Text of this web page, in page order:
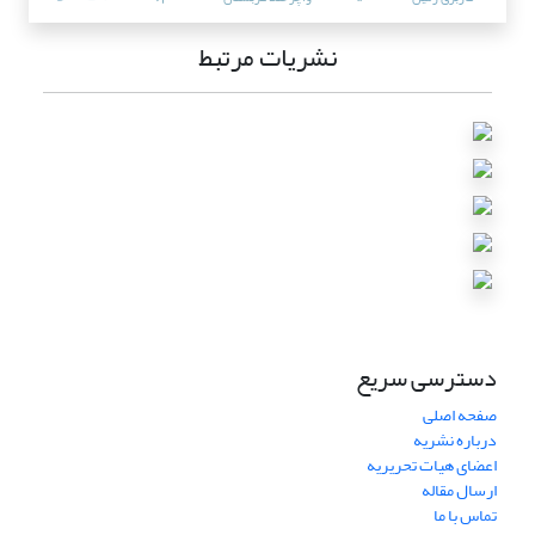
نشریات مرتبط
دسترسی سریع
صفحه اصلی
درباره نشریه
اعضای هیات تحریریه
ارسال مقاله
تماس با ما